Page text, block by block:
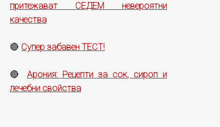
притежават СЕДЕМ невероятни
качества
🔴 Супер забавен ТЕСТ!
🔴 Арония: Рецепти за сок, сироп и
лечебни свойства